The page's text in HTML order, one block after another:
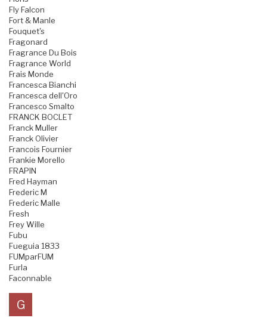
Fly Falcon
Fort & Manle
Fouquet's
Fragonard
Fragrance Du Bois
Fragrance World
Frais Monde
Francesca Bianchi
Francesca dell'Oro
Francesco Smalto
FRANCK BOCLET
Franck Muller
Franck Olivier
Francois Fournier
Frankie Morello
FRAPIN
Fred Hayman
Frederic M
Frederic Malle
Fresh
Frey Wille
Fubu
Fueguia 1833
FUMparFUM
Furla
Faconnable
G